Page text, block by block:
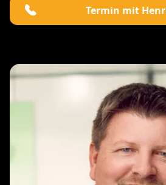
Termin mit